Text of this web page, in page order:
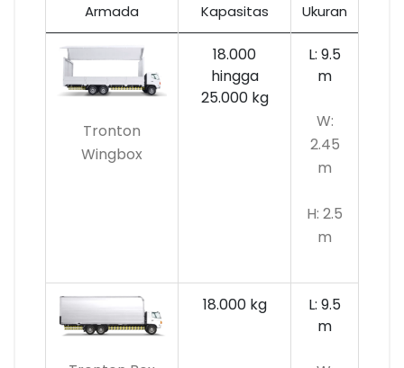
Armada Kapasitas Ukuran
Tronton
Wingbox
18.000
hingga
25.000 kg
L: 9.5
m
W:
2.45
m
H: 2.5
m
18.000 kg
L: 9.5
m